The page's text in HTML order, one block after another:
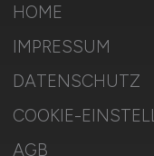
HOME
IMPRESSUM
DATENSCHUTZ
COOKIE-
AGB